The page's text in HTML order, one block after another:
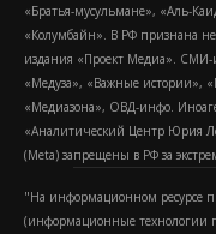
«Братья-мусульмане», «Аль-
«Колумбайн». В РФ признана
издания «Проект Медиа».
«Медуза», «Важные истории»,
«Медиазона», ОВД-инфо.
«Аналитический Центр Юрия
(Metа) запрещены в РФ за
"На информационном ресурсе
(информационные технологии